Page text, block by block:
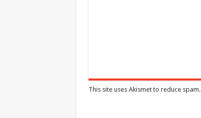
This site uses Akismet to reduce spam.